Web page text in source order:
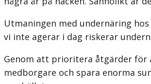
Utmaningen med undernäring
vi inte agerar i dag riskerar
Genom att prioritera åtgärder för
medborgare och spara enorma